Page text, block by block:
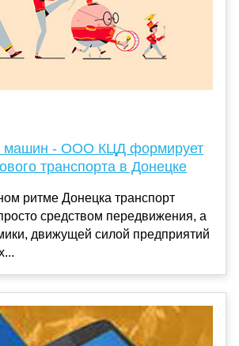
машин - ООО КЦД формирует
транспорта в Донецке
ритме Донецка транспорт
средством передвижения, а
движущей силой предприятий